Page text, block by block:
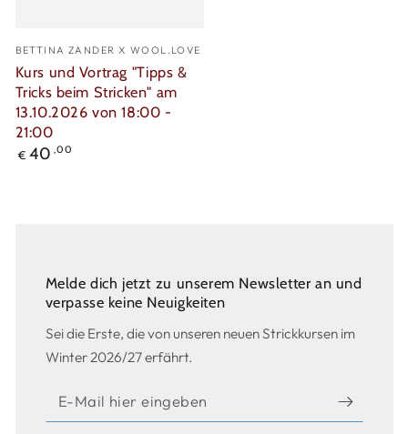
Verkäufer/in:
BETTINA ZANDER X WOOL.LOVE
Kurs und Vortrag "Tipps &
Tricks beim Stricken" am
13.10.2026 von 18:00 -
21:00
Regulärer
€ 40 ,00
Melde dich jetzt zu unserem Newsletter an und
verpasse keine Neuigkeiten
Sei die Erste, die von unseren neuen Strickkursen im
Winter 2026/27 erfährt.
E-
Mail